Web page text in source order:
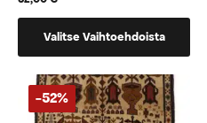
Valitse Vaihtoehdoista
vaihtoehtoja,
jotka
-52%